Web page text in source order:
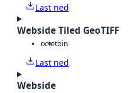
Last ned
Webside Tiled GeoTIFF
octetbin
Last ned
Webside